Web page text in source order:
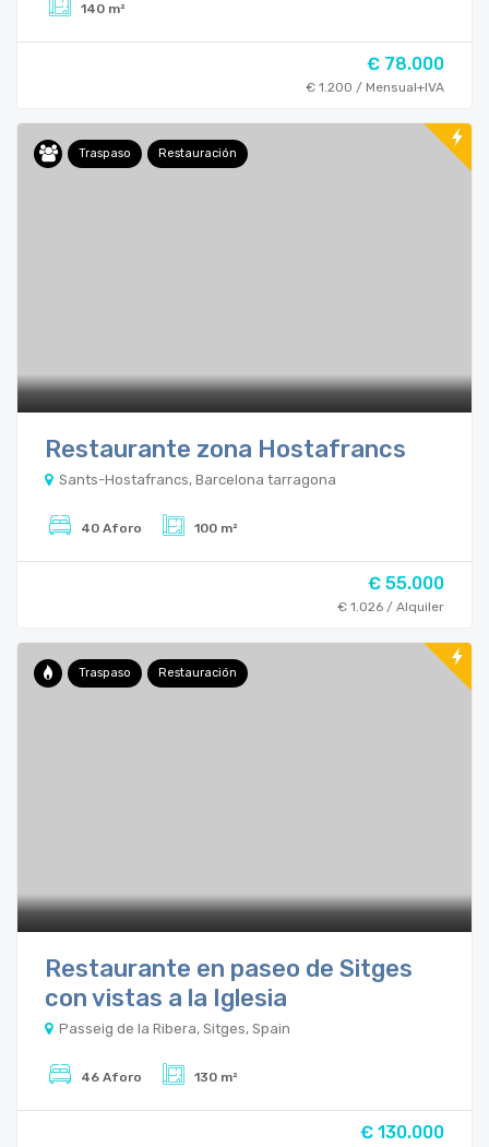
140 m²
€ 78.000
€ 1.200 / Mensual+IVA
Traspaso Restauración
Restaurante zona Hostafrancs
Sants-Hostafrancs, Barcelona tarragona
40 Aforo 100 m²
€ 55.000
€ 1.026 / Alquiler
Traspaso Restauración
Restaurante en paseo de Sitges
con vistas a la Iglesia
Passeig de la Ribera, Sitges, Spain
46 Aforo 130 m²
€ 130.000